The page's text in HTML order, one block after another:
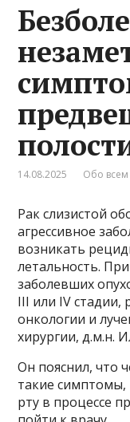
14.08.2025 Обо всем
Рак слизистой
агрессивное
возникать
летальность.
заболевших
III или IV стадии,
онкологии и
хирургии, д.м.н.
Он пояснил, что
такие
рту в процессе